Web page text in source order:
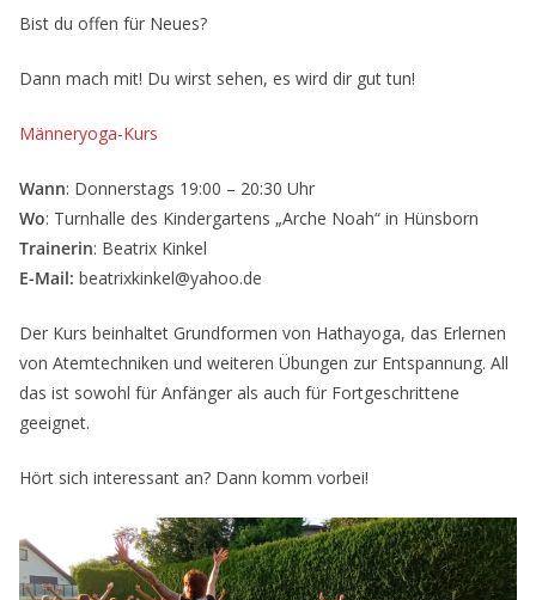
Bist du offen für Neues?
Dann mach mit! Du wirst sehen, es wird dir gut tun!
Männeryoga-Kurs
Wann: Donnerstags 19:00 – 20:30 Uhr
Wo: Turnhalle des Kindergartens „Arche Noah“ in Hünsborn
Trainerin: Beatrix Kinkel
E-Mail: beatrixkinkel@yahoo.de
Der Kurs beinhaltet Grundformen von Hathayoga, das Erlernen
von Atemtechniken und weiteren Übungen zur Entspannung. All
das ist sowohl für Anfänger als auch für Fortgeschrittene
geeignet.
Hört sich interessant an? Dann komm vorbei!